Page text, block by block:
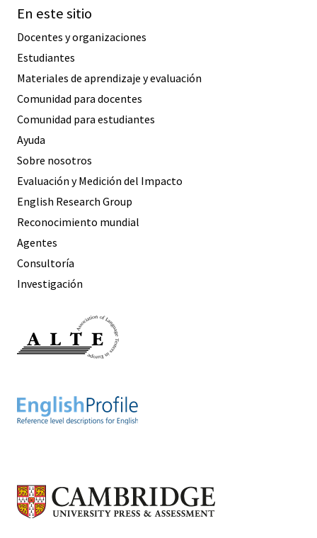
En este sitio
Docentes y organizaciones
Estudiantes
Materiales de aprendizaje y evaluación
Comunidad para docentes
Comunidad para estudiantes
Ayuda
Sobre nosotros
Evaluación y Medición del Impacto
English Research Group
Reconocimiento mundial
Agentes
Consultoría
Investigación